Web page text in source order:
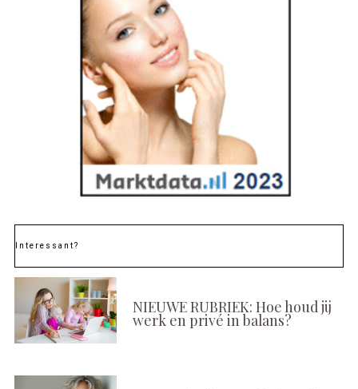
Interessant?
NIEUWE RUBRIEK: Hoe houd jij
werk en privé in balans?